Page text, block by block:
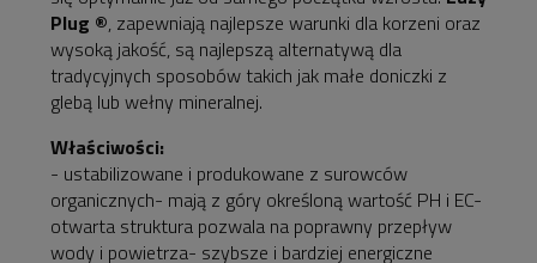
Plug ®, zapewniają najlepsze warunki dla korzeni oraz
wysoką jakość, są najlepszą alternatywą dla
tradycyjnych sposobów takich jak małe doniczki z
glebą lub wełny mineralnej.
Właściwości:
- ustabilizowane i produkowane z surowców
organicznych- mają z góry określoną wartość PH i EC-
otwarta struktura pozwala na poprawny przepływ
wody i powietrza- szybsze i bardziej energiczne